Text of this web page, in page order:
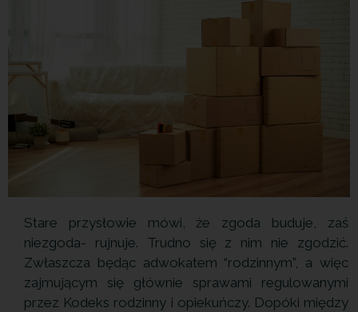
Stare przysłowie mówi, że zgoda buduje, zaś
niezgoda- rujnuje. Trudno się z nim nie zgodzić.
Zwłaszcza będąc adwokatem “rodzinnym”, a więc
zajmującym się głównie sprawami regulowanymi
przez Kodeks rodzinny i opiekuńczy. Dopóki między